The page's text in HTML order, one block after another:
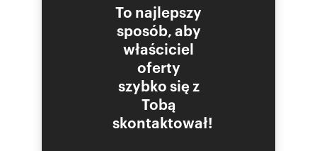
To najlepszy
sposób, aby
właściciel
oferty
szybko się z
Tobą
skontaktował!